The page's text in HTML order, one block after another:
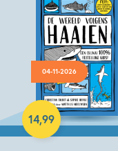
04-11-2026
14,99
Hardcover